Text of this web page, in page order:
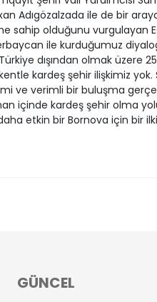
Adıgözalzada ile de bir
sahip olduğunu vurgulayan
ile kurduğumuz
dışından olmak üzere
kardeş şehir ilişkimiz yok.
ve verimli bir buluşma
içinde kardeş şehir olma
etkin bir Bornova için bir
GÜNCEL